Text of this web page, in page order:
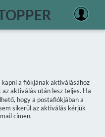
a fiókjának aktiválásához
aktiválás után lesz teljes. Ha
hogy a postafiókjában a
sikerül az aktiválás kérjük
címen.